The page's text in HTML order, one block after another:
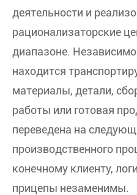
деятельности и
рационализаторские
диапазоне.
находится
материалы, детали,
работы или готовая
переведена на
производственного
конечному клиенту,
прицепы незаменимы.